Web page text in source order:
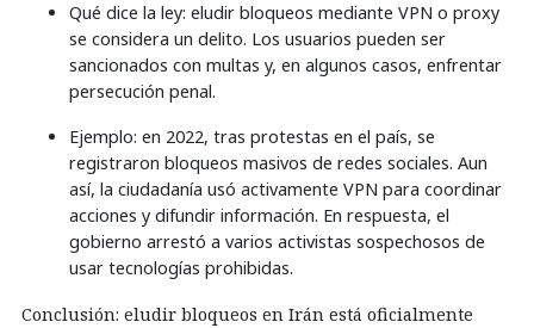
Qué dice la ley: eludir bloqueos mediante VPN o proxy
se considera un delito. Los usuarios pueden ser
sancionados con multas y, en algunos casos, enfrentar
persecución penal.
Ejemplo: en 2022, tras protestas en el país, se
registraron bloqueos masivos de redes sociales. Aun
así, la ciudadanía usó activamente VPN para coordinar
acciones y difundir información. En respuesta, el
gobierno arrestó a varios activistas sospechosos de
usar tecnologías prohibidas.
Conclusión: eludir bloqueos en Irán está oficialmente